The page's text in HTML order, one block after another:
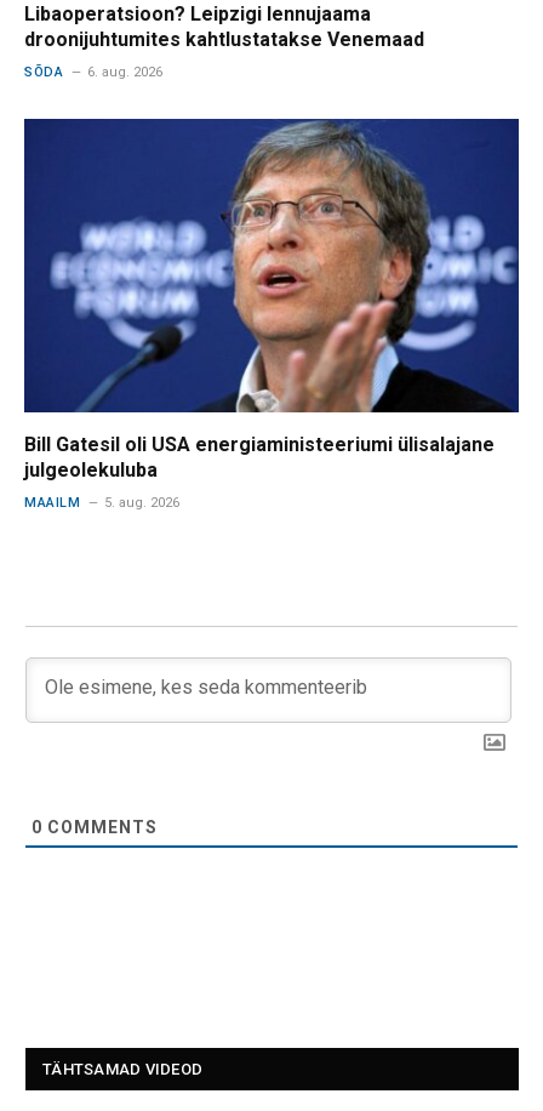
Libaoperatsioon? Leipzigi lennujaama
droonijuhtumites kahtlustatakse Venemaad
SÕDA 6. aug. 2026
Bill Gatesil oli USA energiaministeeriumi ülisalajane
julgeolekuluba
MAAILM 5. aug. 2026
0 COMMENTS
TÄHTSAMAD VIDEOD